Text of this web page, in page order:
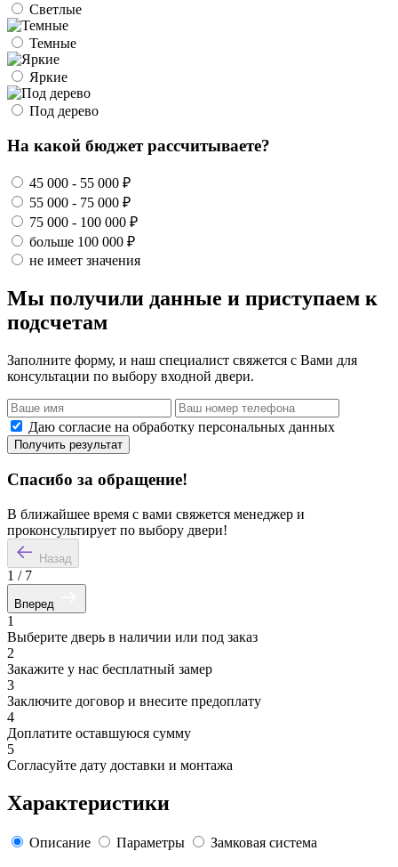
Светлые
Темные
Яркие
Под дерево
На какой бюджет рассчитываете?
45 000 - 55 000 ₽
55 000 - 75 000 ₽
75 000 - 100 000 ₽
больше 100 000 ₽
не имеет значения
Мы получили данные и приступаем к
подсчетам
Заполните форму, и наш специалист свяжется с Вами для
консультации по выбору входной двери.
Даю согласие на обработку персональных данных
Получить результат
Спасибо за обращение!
В ближайшее время с вами свяжется менеджер и
проконсультирует по выбору двери!
Назад
1 / 7
Вперед
1
Выберите дверь в наличии или под заказ
2
Закажите у нас бесплатный замер
3
Заключите договор и внесите предоплату
4
Доплатите оставшуюся сумму
5
Согласуйте дату доставки и монтажа
Характеристики
Описание Параметры Замковая система